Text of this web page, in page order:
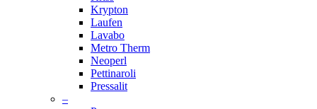
Krypton
Laufen
Lavabo
Metro Therm
Neoperl
Pettinaroli
Pressalit
–